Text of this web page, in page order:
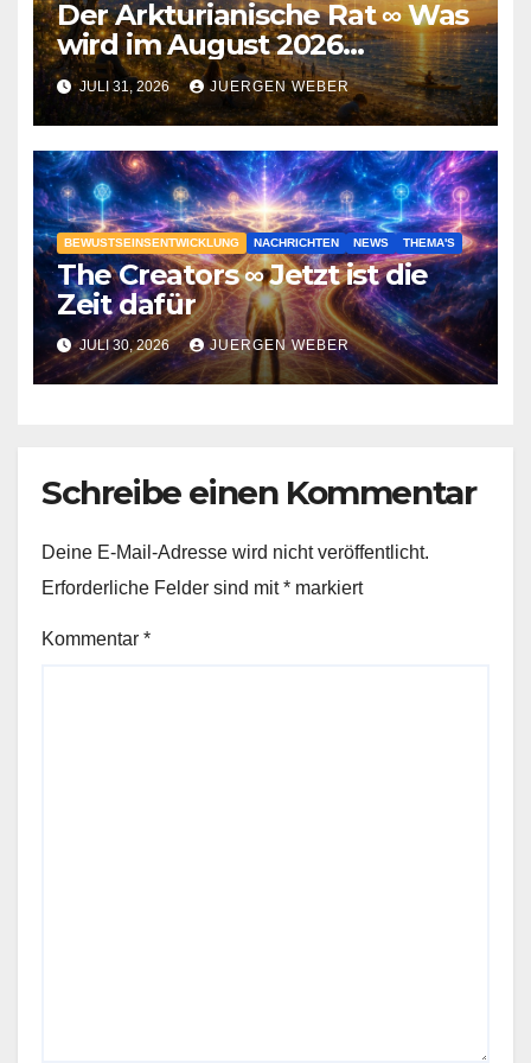
Der Arkturianische Rat ∞ Was
wird im August 2026
geschehen?
JULI 31, 2026 JUERGEN WEBER
BEWUSTSEINSENTWICKLUNG NACHRICHTEN NEWS THEMA'S
The Creators ∞ Jetzt ist die
Zeit dafür
JULI 30, 2026 JUERGEN WEBER
Schreibe einen Kommentar
Deine E-Mail-Adresse wird nicht veröffentlicht.
Erforderliche Felder sind mit* markiert
Kommentar *